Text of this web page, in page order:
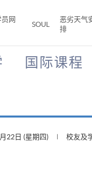
网
SOUL
恶劣天气
排
国际课程
22日 (星期四) 校友及